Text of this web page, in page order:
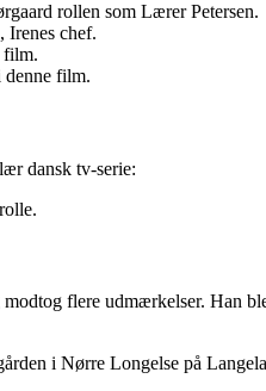
rollen som Lærer Petersen.
Irenes chef.
film.
denne film.
dansk tv-serie:
flere udmærkelser. Han
i Nørre Longelse på